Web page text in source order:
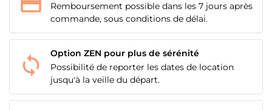
Remboursement possible dans les 7 jours après
commande, sous conditions de délai.
Option ZEN pour plus de sérénité
Possibilité de reporter les dates de location
jusqu'à la veille du départ.
MES LISTES
CRÉER UNE LISTE D'ENVIES
NOM DE LA LISTE D'ENVIES
CONNEXION
à votre liste d'envies.